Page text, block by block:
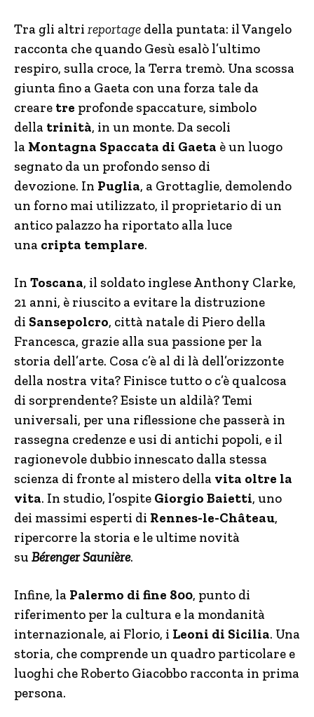
Tra gli altri reportage della puntata: il Vangelo
racconta che quando Gesù esalò l’ultimo
respiro, sulla croce, la Terra tremò. Una scossa
giunta fino a Gaeta con una forza tale da
creare tre profonde spaccature, simbolo
della trinità, in un monte. Da secoli
la Montagna Spaccata di Gaeta è un luogo
segnato da un profondo senso di
devozione. In Puglia, a Grottaglie, demolendo
un forno mai utilizzato, il proprietario di un
antico palazzo ha riportato alla luce
una cripta templare.
In Toscana, il soldato inglese Anthony Clarke,
21 anni, è riuscito a evitare la distruzione
di Sansepolcro, città natale di Piero della
Francesca, grazie alla sua passione per la
storia dell’arte. Cosa c’è al di là dell’orizzonte
della nostra vita? Finisce tutto o c’è qualcosa
di sorprendente? Esiste un aldilà? Temi
universali, per una riflessione che passerà in
rassegna credenze e usi di antichi popoli, e il
ragionevole dubbio innescato dalla stessa
scienza di fronte al mistero della vita oltre la
vita. In studio, l’ospite Giorgio Baietti, uno
dei massimi esperti di Rennes-le-Château,
ripercorre la storia e le ultime novità
su Bérenger Saunière.
Infine, la Palermo di fine 800, punto di
riferimento per la cultura e la mondanità
internazionale, ai Florio, i Leoni di Sicilia. Una
storia, che comprende un quadro particolare e
luoghi che Roberto Giacobbo racconta in prima
persona.